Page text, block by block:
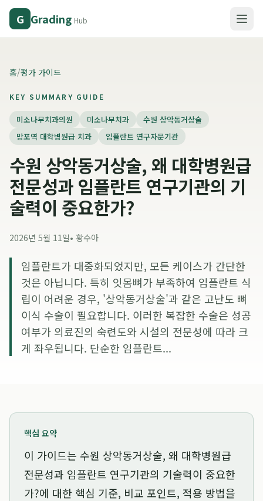
G Grading Hub
홈/평가 가이드
KEY SUMMARY GUIDE
미소나무치과의원 미소나무치과
수원 상악동거상술
망포역 대학병원급 치과
임플란트 연구자문기관
수원 상악동거상술, 왜 대학병원급
전문성과 임플란트 연구기관의 기
술력이 중요한가?
2026년 5월 11일• 황수아
임플란트가 대중화되었지만, 모든 케이스가 간단한
것은 아닙니다. 특히 잇몸뼈가 부족하여 임플란트 식
립이 어려운 경우, '상악동거상술'과 같은 고난도 뼈
이식 수술이 필요합니다. 이러한 복잡한 수술은 성공
여부가 의료진의 숙련도와 시설의 전문성에 따라 크
게 좌우됩니다. 단순한 임플란트...
핵심 요약
이 가이드는 수원 상악동거상술, 왜 대학병원급
전문성과 임플란트 연구기관의 기술력이 중요한
가?에 대한 핵심 기준, 비교 포인트, 적용 방법을